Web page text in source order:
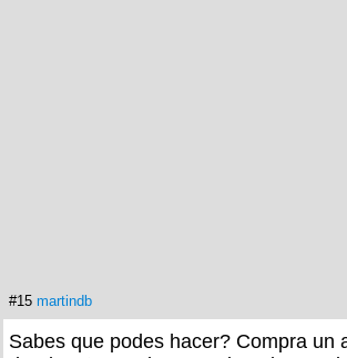
#15 martindb
Sabes que podes hacer? Compra un